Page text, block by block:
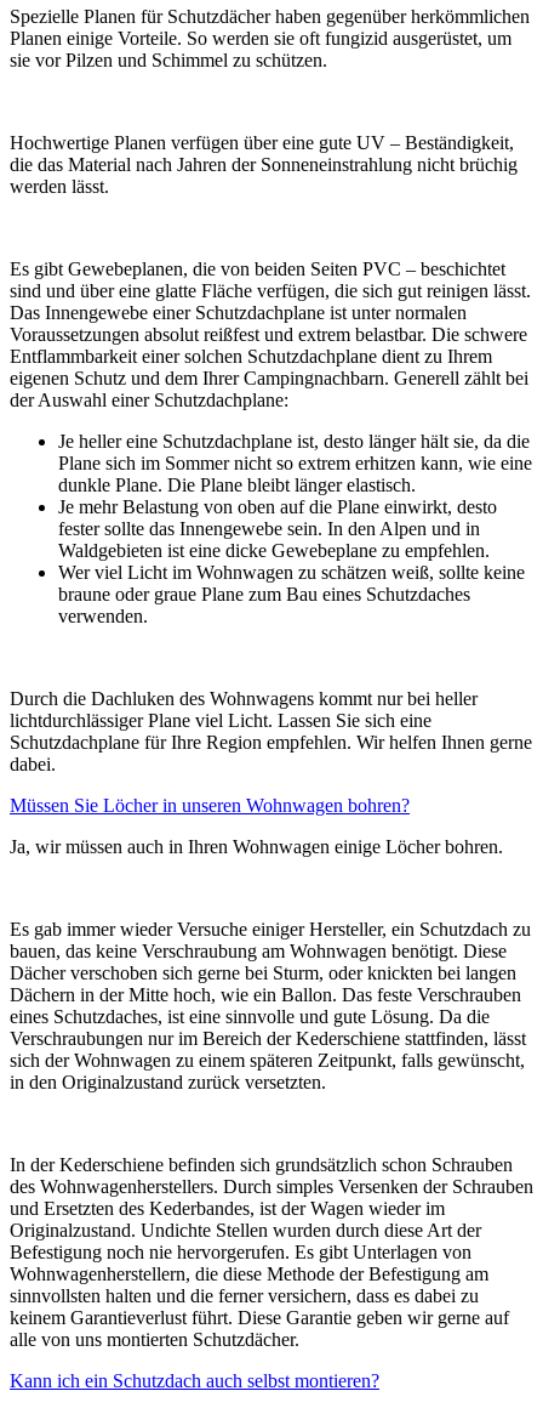
Spezielle Planen für Schutzdächer haben gegenüber herkömmlichen
Planen einige Vorteile. So werden sie oft fungizid ausgerüstet, um
sie vor Pilzen und Schimmel zu schützen.
Hochwertige Planen verfügen über eine gute UV – Beständigkeit,
die das Material nach Jahren der Sonneneinstrahlung nicht brüchig
werden lässt.
Es gibt Gewebeplanen, die von beiden Seiten PVC – beschichtet
sind und über eine glatte Fläche verfügen, die sich gut reinigen lässt.
Das Innengewebe einer Schutzdachplane ist unter normalen
Voraussetzungen absolut reißfest und extrem belastbar. Die schwere
Entflammbarkeit einer solchen Schutzdachplane dient zu Ihrem
eigenen Schutz und dem Ihrer Campingnachbarn. Generell zählt bei
der Auswahl einer Schutzdachplane:
Je heller eine Schutzdachplane ist, desto länger hält sie, da die
Plane sich im Sommer nicht so extrem erhitzen kann, wie eine
dunkle Plane. Die Plane bleibt länger elastisch.
Je mehr Belastung von oben auf die Plane einwirkt, desto
fester sollte das Innengewebe sein. In den Alpen und in
Waldgebieten ist eine dicke Gewebeplane zu empfehlen.
Wer viel Licht im Wohnwagen zu schätzen weiß, sollte keine
braune oder graue Plane zum Bau eines Schutzdaches
verwenden.
Durch die Dachluken des Wohnwagens kommt nur bei heller
lichtdurchlässiger Plane viel Licht. Lassen Sie sich eine
Schutzdachplane für Ihre Region empfehlen. Wir helfen Ihnen gerne
dabei.
Müssen Sie Löcher in unseren Wohnwagen bohren?
Ja, wir müssen auch in Ihren Wohnwagen einige Löcher bohren.
Es gab immer wieder Versuche einiger Hersteller, ein Schutzdach zu
bauen, das keine Verschraubung am Wohnwagen benötigt. Diese
Dächer verschoben sich gerne bei Sturm, oder knickten bei langen
Dächern in der Mitte hoch, wie ein Ballon. Das feste Verschrauben
eines Schutzdaches, ist eine sinnvolle und gute Lösung. Da die
Verschraubungen nur im Bereich der Kederschiene stattfinden, lässt
sich der Wohnwagen zu einem späteren Zeitpunkt, falls gewünscht,
in den Originalzustand zurück versetzten.
In der Kederschiene befinden sich grundsätzlich schon Schrauben
des Wohnwagenherstellers. Durch simples Versenken der Schrauben
und Ersetzten des Kederbandes, ist der Wagen wieder im
Originalzustand. Undichte Stellen wurden durch diese Art der
Befestigung noch nie hervorgerufen. Es gibt Unterlagen von
Wohnwagenherstellern, die diese Methode der Befestigung am
sinnvollsten halten und die ferner versichern, dass es dabei zu
keinem Garantieverlust führt. Diese Garantie geben wir gerne auf
alle von uns montierten Schutzdächer.
Kann ich ein Schutzdach auch selbst montieren?